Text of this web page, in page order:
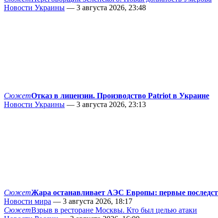
Новости Украины — 3 августа 2026, 23:48
СюжетОтказ в лицензии. Производство Patriot в Украине
Новости Украины — 3 августа 2026, 23:13
СюжетЖара останавливает АЭС Европы: первые
Новости мира — 3 августа 2026, 18:17
СюжетВзрыв в ресторане Москвы. Кто был целью атаки